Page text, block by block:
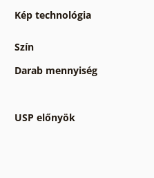
Kép technológia
Szín
Darab mennyiség
USP előnyök